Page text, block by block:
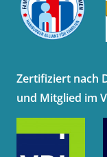
Zertifiziert nach
und Mitglied im